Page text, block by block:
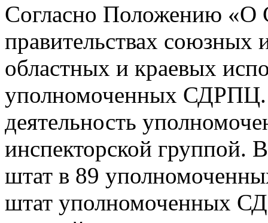
Согласно Положению «О
правительствах союзных
областных и краевых
уполномоченных СДРПЦ.
деятельность
инспекторской группой.
штат в 89
штат уполномоченных